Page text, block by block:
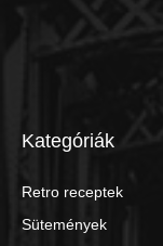
Kategóriák
Retro receptek
Sütemények